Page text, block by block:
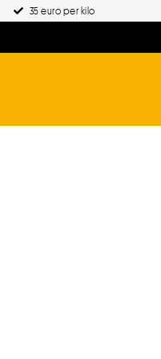
35 euro per kilo